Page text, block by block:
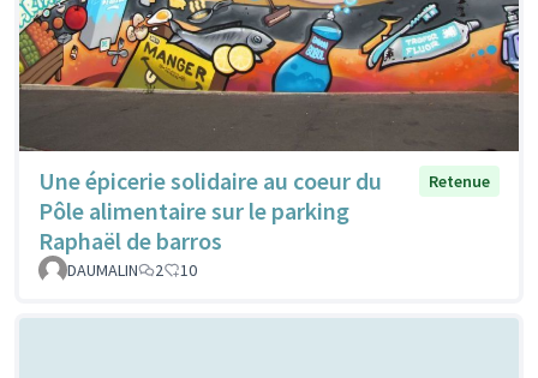
Une épicerie solidaire au coeur du
Pôle alimentaire sur le parking
Raphaël de barros
Retenue
DAUMALIN 2 10